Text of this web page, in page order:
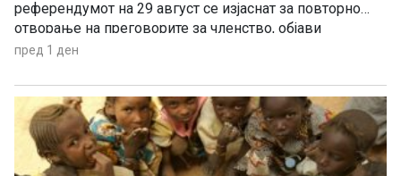
референдумот на 29 август се изјаснат за повторно
отворање на преговорите за членство, објави
„Политико“, повикувајќи се на европски претставници
пред 1 ден